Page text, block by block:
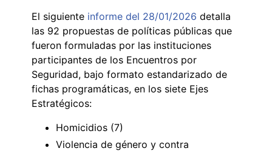
El siguiente informe del 28/01/2026 detalla
las 92 propuestas de políticas públicas que
fueron formuladas por las instituciones
participantes de los Encuentros por
Seguridad, bajo formato estandarizado de
fichas programáticas, en los siete Ejes
Estratégicos:
Homicidios (7)
Violencia de género y contra